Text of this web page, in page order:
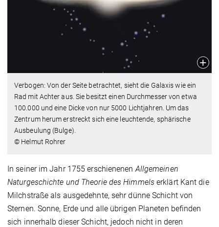
Verbogen: Von der Seite betrachtet, sieht die Galaxis wie ein
Rad mit Achter aus. Sie besitzt einen Durchmesser von etwa
100.000 und eine Dicke von nur 5000 Lichtjahren. Um das
Zentrum herum erstreckt sich eine leuchtende, sphärische
Ausbeulung (Bulge).
© Helmut Rohrer
In seiner im Jahr 1755 erschienenenAllgemeinen
Naturgeschichte und Theorie des Himmelserklärt Kant die
Milchstraße als ausgedehnte, sehr dünne Schicht von
Sternen. Sonne, Erde und alle übrigen Planeten befinden
sich innerhalb dieser Schicht, jedoch nicht in deren